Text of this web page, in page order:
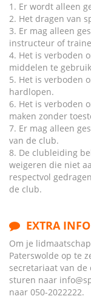
1. Er wordt alleen
2. Het dragen van
3. Er mag alleen
instructeur of
4. Het is verboden
middelen te
5. Het is verboden
hardlopen.
6. Het is verboden
maken zonder
7. Er mag alleen
van de club.
8. De clubleiding
weigeren die niet
respectvol
de club.
EXTRA
Om je
Paterswolde op te
secretariaat van
sturen naar
naar 050-2022222.